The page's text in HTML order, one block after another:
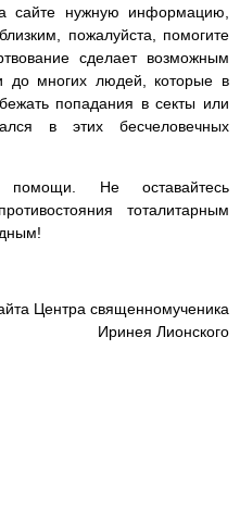
сайте нужную информацию,
пожалуйста, помогите
сделает возможным
до многих людей, которые в
попадания в секты или
в этих бесчеловечных
Не оставайтесь
тоталитарным
Центра священномученика
Иринея Лионского